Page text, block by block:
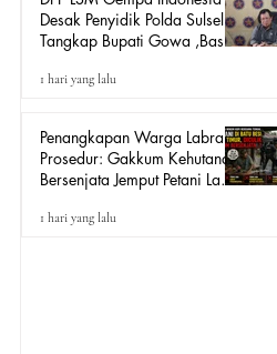
Desak Penyidik Polda Sulsel
Tangkap Bupati Gowa ,Basri
Retail Internasional Terkait
1 hari yang lalu
Penangkapan Warga Labrak
Prosedur: Gakkum Kehutanan
Bersenjata Jemput Petani Lada
Siapa?
1 hari yang lalu